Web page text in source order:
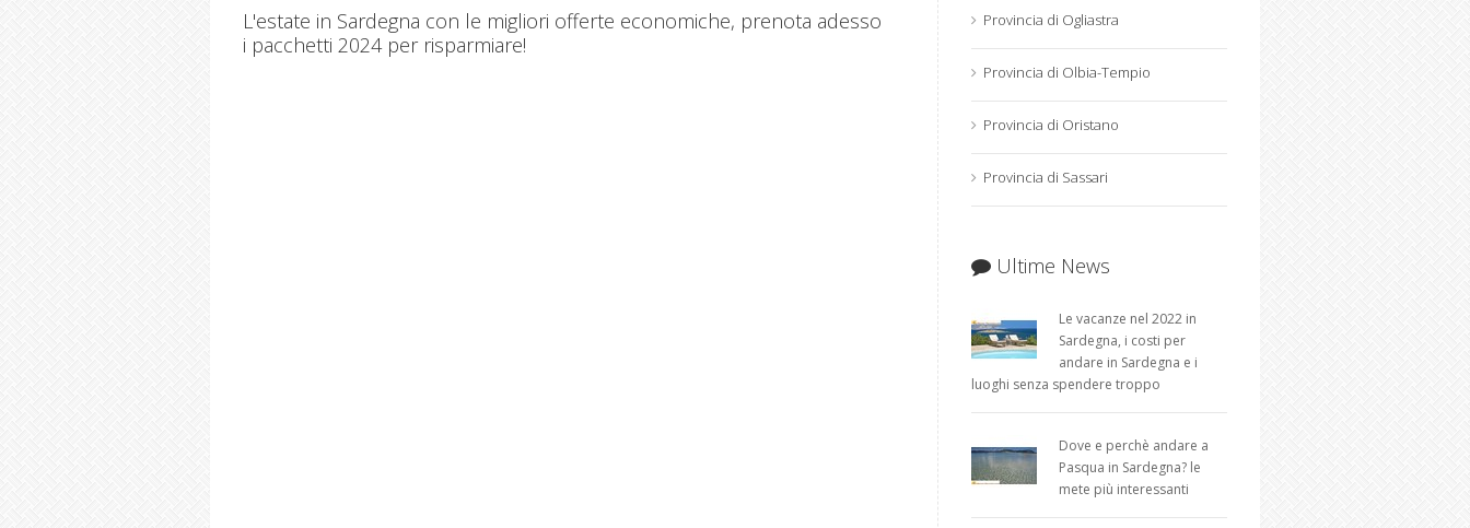
L'estate in Sardegna con le migliori offerte economiche, prenota adesso
i pacchetti 2024 per risparmiare!
Provincia di Ogliastra
Provincia di Olbia-Tempio
Provincia di Oristano
Provincia di Sassari
Ultime News
Le vacanze nel 2022 in
Sardegna, i costi per
andare in Sardegna e i
luoghi senza spendere troppo
Dove e perchè andare a
Pasqua in Sardegna? le
mete più interessanti